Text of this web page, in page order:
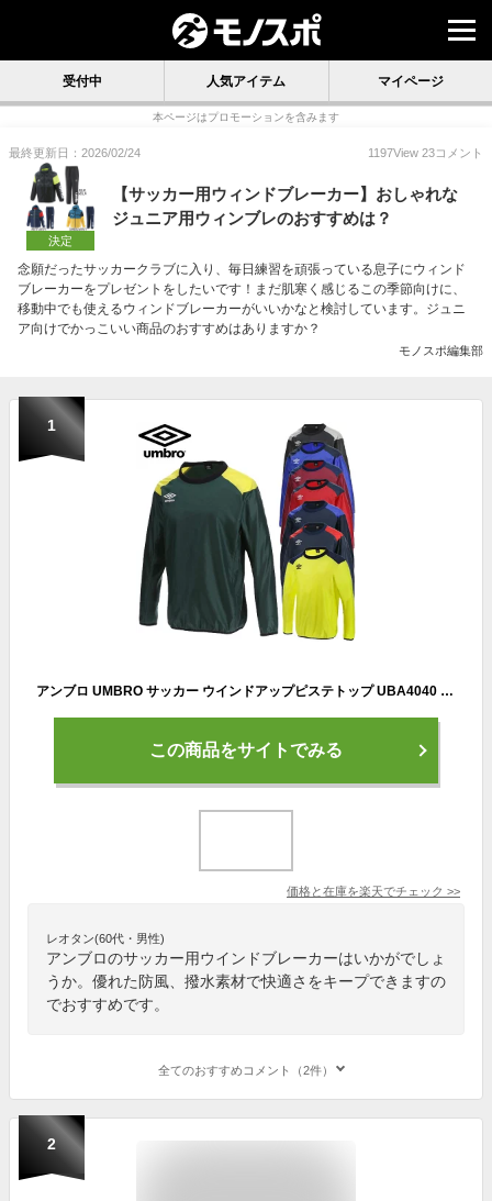
受付中 人気アイテム マイページ
本ページはプロモーションを含みます
最終更新日：2026/02/24 1197View 23コメント
決定
【サッカー用ウィンドブレーカー】おしゃれな
ジュニア用ウィンブレのおすすめは？
念願だったサッカークラブに入り、毎日練習を頑張っている息子にウィンド
ブレーカーをプレゼントをしたいです！まだ肌寒く感じるこの季節向けに、
移動中でも使えるウィンドブレーカーがいいかなと検討しています。ジュニ
ア向けでかっこいい商品のおすすめはありますか？
モノスポ編集部
1
アンブロ UMBRO サッカー ウインドアップピステトップ UBA4040 ユニセックス 防風・はっ水｜裏地無しタイプ｜ウインドブレーカー「P」
この商品をサイトでみる
価格と在庫を楽天でチェック >>
レオタン(60代・男性)
アンブロのサッカー用ウインドブレーカーはいかがでしょ
うか。優れた防風、撥水素材で快適さをキープできますの
でおすすめです。
全てのおすすめコメント（2件）
2